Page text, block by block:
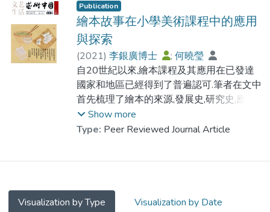
Publication
繪本故事在小學美術課程中的應用
與探索
(2021) 李銀廣博士 ; 何曉瑩
自20世紀以來,繪本課程及其應用在已發達
國家和地區已經得到了普遍認可.筆者在文中
首先梳理了繪本的來源,發展史,研究史,應用
史等文獻資料,而後在汲取優秀繪本課程經驗
的基礎之上,對小學美術課堂進行了先"啟發
Show more
Type: Peer Reviewed Journal Article
Visualization by Type Visualization by Date